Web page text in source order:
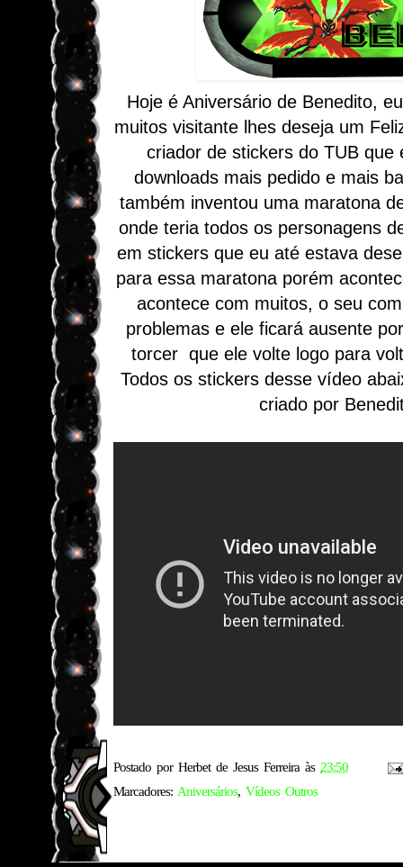
Hoje é Aniversário de Benedito,
muitos visitante lhes deseja um
criador de stickers do TUB que
downloads mais pedido e mais
também inventou uma maratona
onde teria todos os personagens
em stickers que eu até estava
para essa maratona porém
acontece com muitos, o seu
problemas e ele ficará ausente
torcer que ele volte logo para
Todos os stickers desse vídeo
criado por
Postado por Herbet de Jesus Ferreira às 23:50
Marcadores: Aniversários, Vídeos Outros